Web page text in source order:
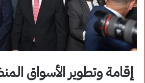
إقامة وتطوير الأسواق